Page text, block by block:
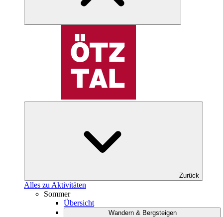
Zurück
Alles zu Aktivitäten
Sommer
Übersicht
Wandern & Bergsteigen